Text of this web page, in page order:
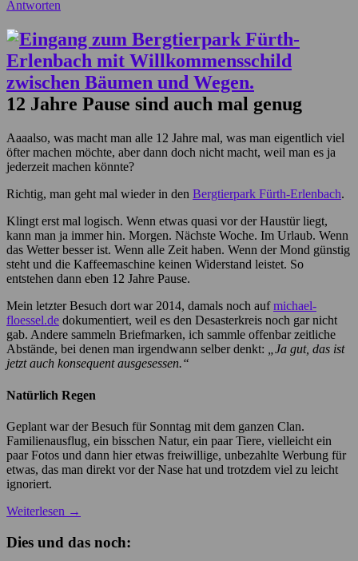
Antworten
12 Jahre Pause sind auch mal genug
Aaaalso, was macht man alle 12 Jahre mal, was man eigentlich viel
öfter machen möchte, aber dann doch nicht macht, weil man es ja
jederzeit machen könnte?
Richtig, man geht mal wieder in den Bergtierpark Fürth-Erlenbach.
Klingt erst mal logisch. Wenn etwas quasi vor der Haustür liegt,
kann man ja immer hin. Morgen. Nächste Woche. Im Urlaub. Wenn
das Wetter besser ist. Wenn alle Zeit haben. Wenn der Mond günstig
steht und die Kaffeemaschine keinen Widerstand leistet. So
entstehen dann eben 12 Jahre Pause.
Mein letzter Besuch dort war 2014, damals noch aufmichael-
floessel.de dokumentiert, weil es den Desasterkreis noch gar nicht
gab. Andere sammeln Briefmarken, ich sammle offenbar zeitliche
Abstände, bei denen man irgendwann selber denkt:
„Ja gut, das ist
jetzt auch konsequent ausgesessen.“
Natürlich Regen
Geplant war der Besuch für Sonntag mit dem ganzen Clan.
Familienausflug, ein bisschen Natur, ein paar Tiere, vielleicht ein
paar Fotos und dann hier etwas freiwillige, unbezahlte Werbung für
etwas, das man direkt vor der Nase hat und trotzdem viel zu leicht
ignoriert.
Weiterlesen →
Dies und das noch: